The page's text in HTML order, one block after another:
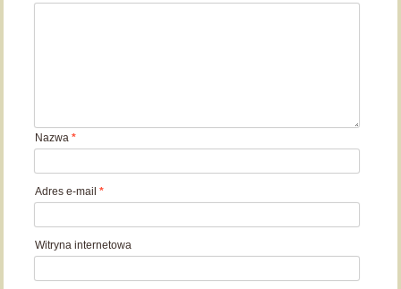
Nazwa*
Adres e-mail*
Witryna internetowa